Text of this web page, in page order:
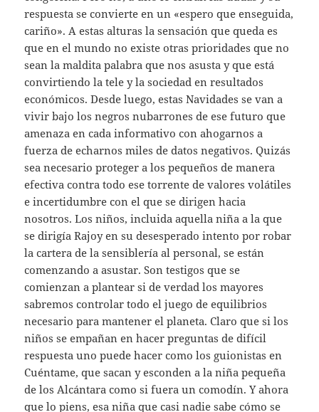
respuesta se convierte en un «espero que enseguida,
cariño». A estas alturas la sensación que queda es
que en el mundo no existe otras prioridades que no
sean la maldita palabra que nos asusta y que está
convirtiendo la tele y la sociedad en resultados
económicos. Desde luego, estas Navidades se van a
vivir bajo los negros nubarrones de ese futuro que
amenaza en cada informativo con ahogarnos a
fuerza de echarnos miles de datos negativos. Quizás
sea necesario proteger a los pequeños de manera
efectiva contra todo ese torrente de valores volátiles
e incertidumbre con el que se dirigen hacia
nosotros. Los niños, incluida aquella niña a la que
se dirigía Rajoy en su desesperado intento por robar
la cartera de la sensiblería al personal, se están
comenzando a asustar. Son testigos que se
comienzan a plantear si de verdad los mayores
sabremos controlar todo el juego de equilibrios
necesario para mantener el planeta. Claro que si los
niños se empañan en hacer preguntas de difícil
respuesta uno puede hacer como los guionistas en
Cuéntame, que sacan y esconden a la niña pequeña
de los Alcántara como si fuera un comodín. Y ahora
que lo piens, esa niña que casi nadie sabe cómo se